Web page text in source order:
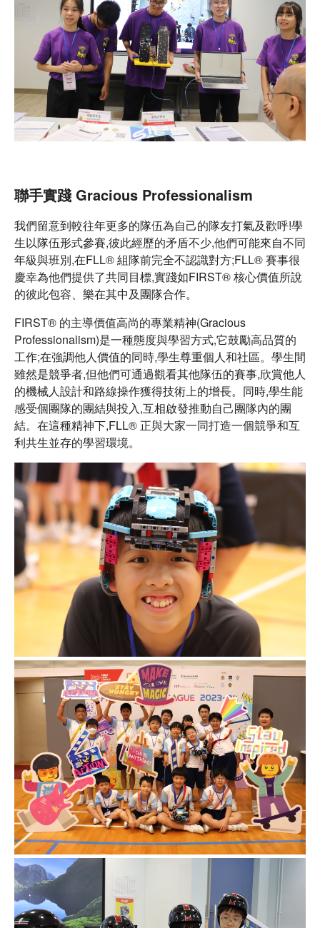
聯手實踐 Gracious Professionalism
我們留意到較往年更多的隊伍為自己的隊友打氣及歡呼!學
生以隊伍形式參賽,彼此經歷的矛盾不少,他們可能來自不同
年級與班別,在FLL® 組隊前完全不認識對方;FLL® 賽事很
慶幸為他們提供了共同目標,實踐如FIRST® 核心價值所說
的彼此包容、樂在其中及團隊合作。
FIRST® 的主導價值高尚的專業精神(Gracious
Professionalism)是一種態度與學習方式,它鼓勵高品質的
工作;在強調他人價值的同時,學生尊重個人和社區。學生間
雖然是競爭者,但他們可通過觀看其他隊伍的賽事,欣賞他人
的機械人設計和路線操作獲得技術上的增長。同時,學生能
感受個團隊的團結與投入,互相啟發推動自己團隊內的團
結。在這種精神下,FLL® 正與大家一同打造一個競爭和互
利共生並存的學習環境。